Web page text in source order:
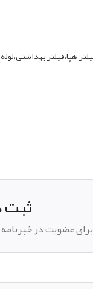
ثبت
برای عضویت در خبرنامه